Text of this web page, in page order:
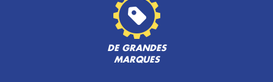
DE GRANDES
MARQUES